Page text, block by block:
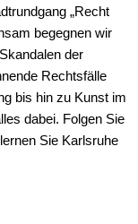
„Recht
begegnen wir
der
Rechtsfälle
bis hin zu Kunst im
dabei. Folgen Sie
Sie Karlsruhe